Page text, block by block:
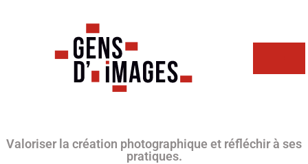
Valoriser la création photographique et réfléchir à ses
pratiques.